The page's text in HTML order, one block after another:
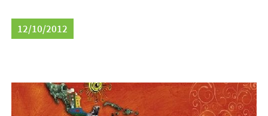
12/10/2012
congreso-ute-2b1.jpg